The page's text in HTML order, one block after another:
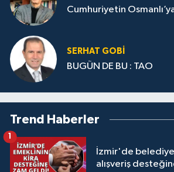
Cumhuriyetin Osmanlı’ya
SERHAT GOBİ
BUGÜN DE BU : TAO
Trend Haberler
İzmir'de
alışveriş
1